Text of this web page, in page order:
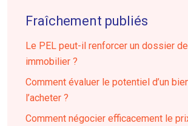
Fraîchement publiés
Le PEL peut-il renforcer un dossier
immobilier ?
Comment évaluer le potentiel d’un
l’acheter ?
Comment négocier efficacement le